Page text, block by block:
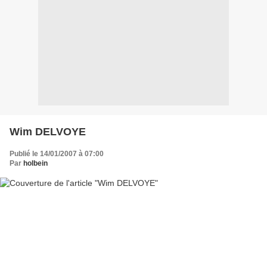
Wim DELVOYE
Publié le 14/01/2007 à 07:00
Par holbein